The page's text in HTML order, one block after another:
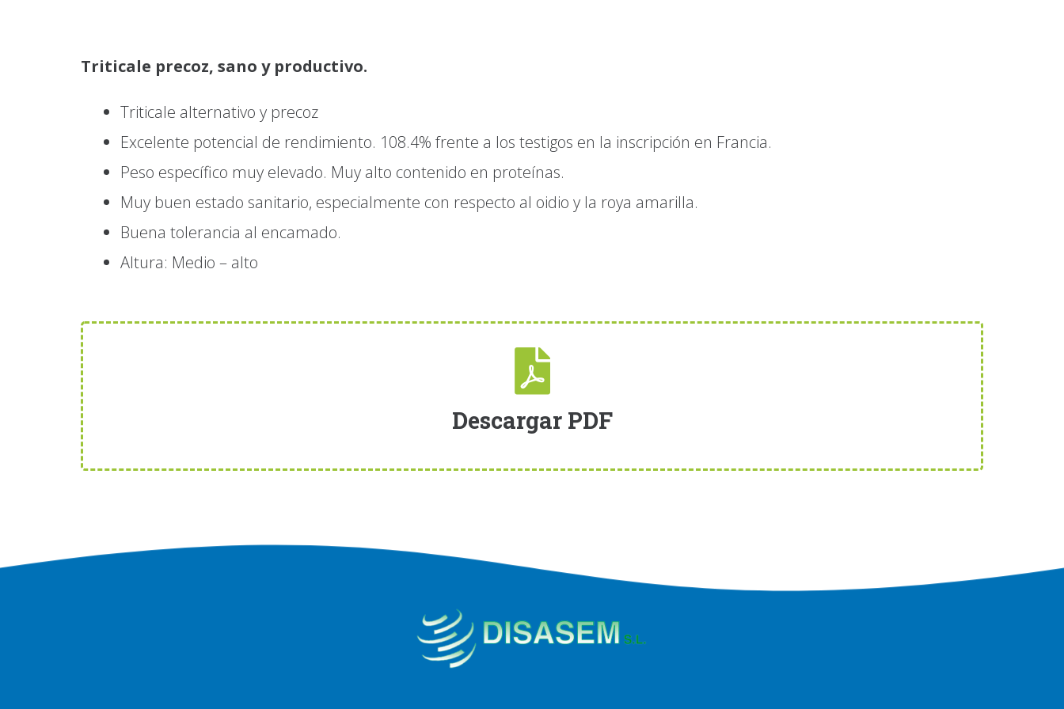
Triticale precoz, sano y productivo.
Triticale alternativo y precoz
Excelente potencial de rendimiento. 108.4% frente a los testigos en la inscripción en Francia.
Peso específico muy elevado. Muy alto contenido en proteínas.
Muy buen estado sanitario, especialmente con respecto al oidio y la roya amarilla.
Buena tolerancia al encamado.
Altura: Medio – alto
Descargar PDF